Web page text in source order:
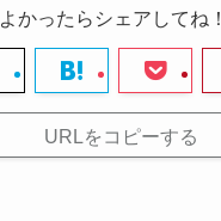
よかったらシェアしてね！
URLをコピーする